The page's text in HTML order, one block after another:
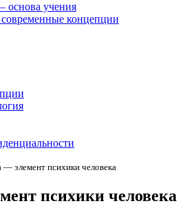
основа учения
концепции
элемент психики человека
психики человека